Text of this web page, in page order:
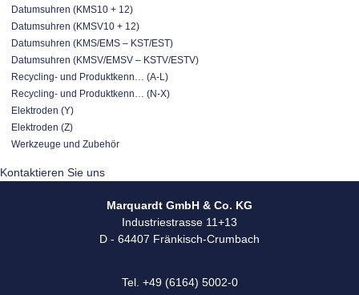
Datumsuhren (KMS10 + 12)
Datumsuhren (KMSV10 + 12)
Datumsuhren (KMS/EMS – KST/EST)
Datumsuhren (KMSV/EMSV – KSTV/ESTV)
Recycling- und Produktkenn… (A-L)
Recycling- und Produktkenn… (N-X)
Elektroden (Y)
Elektroden (Z)
Werkzeuge und Zubehör
Kontaktieren Sie uns
Marquardt GmbH & Co. KG
Industriestrasse 11+13
D - 64407 Fränkisch-Crumbach
Tel. +49 (6164) 5002-0